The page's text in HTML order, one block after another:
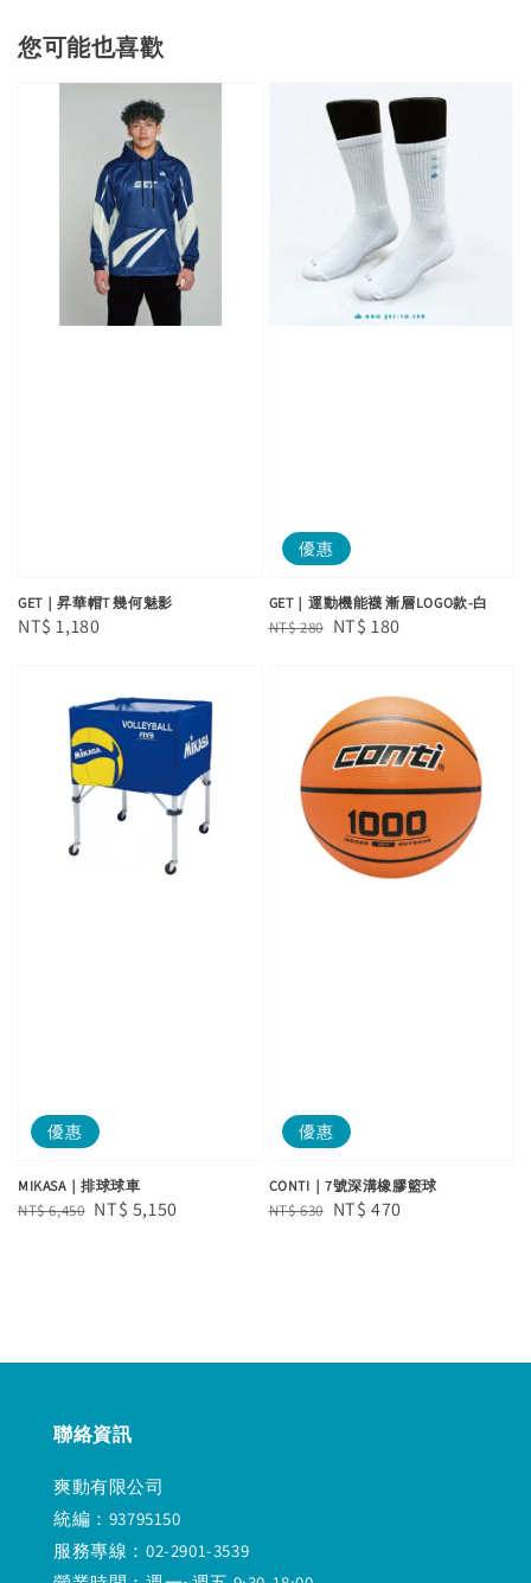
您可能也喜歡
GET｜昇華帽T 幾何魅影
Regular
NT$ 1,180
優惠
GET｜運動機能襪 漸層LOGO款-白
Regular
NT$ 280 Sale
NT$ 180
優惠
MIKASA｜排球球車
Regular
NT$ 6,450 Sale
NT$ 5,150
優惠
CONTI｜7號深溝橡膠籃球
Regular
NT$ 630 Sale
NT$ 470
聯絡資訊
爽動有限公司
統編：93795150
服務專線：02-2901-3539